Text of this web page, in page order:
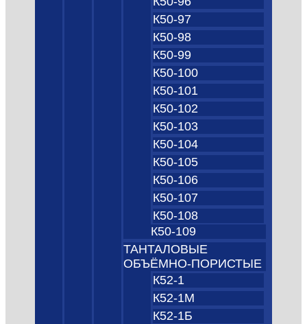
К50-97
К50-98
К50-99
К50-100
К50-101
К50-102
К50-103
К50-104
К50-105
К50-106
К50-107
К50-108
К50-109
ТАНТАЛОВЫЕ
ОБЪЁМНО‑ПОРИСТЫЕ
К52-1
К52-1М
К52-1Б